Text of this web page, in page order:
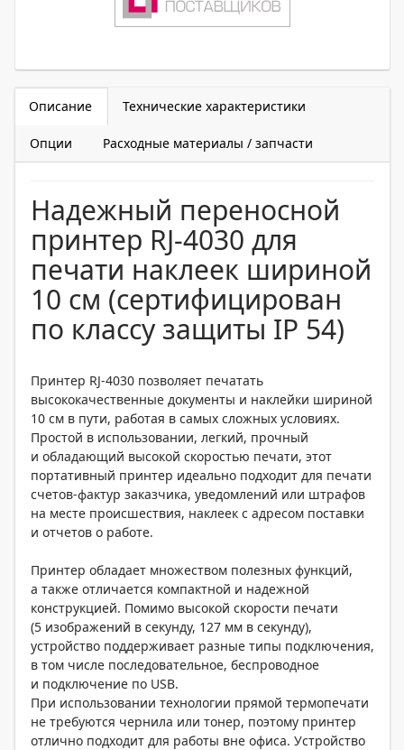
Описание Технические характеристики
Опции Расходные материалы / запчасти
Надежный переносной
принтер RJ-4030 для
печати наклеек шириной
10 см (сертифицирован
по классу защиты IP 54)
Принтер RJ-4030 позволяет печатать
высококачественные документы и наклейки шириной
10 см в пути, работая в самых сложных условиях.
Простой в использовании, легкий, прочный
и обладающий высокой скоростью печати, этот
портативный принтер идеально подходит для печати
счетов-фактур заказчика, уведомлений или штрафов
на месте происшествия, наклеек с адресом поставки
и отчетов о работе.
Принтер обладает множеством полезных функций,
а также отличается компактной и надежной
конструкцией. Помимо высокой скорости печати
(5 изображений в секунду, 127 мм в секунду),
устройство поддерживает разные типы подключения,
в том числе последовательное, беспроводное
и подключение по USB.
При использовании технологии прямой термопечати
не требуются чернила или тонер, поэтому принтер
отлично подходит для работы вне офиса. Устройство